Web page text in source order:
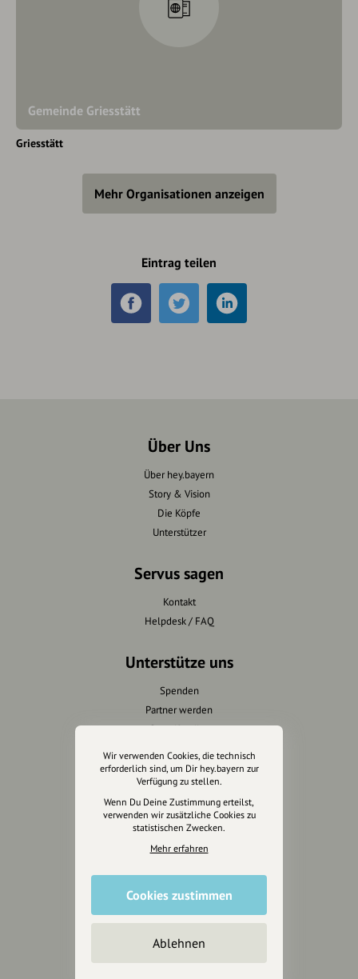
Gemeinde Griesstätt
Griesstätt
Mehr Organisationen anzeigen
Eintrag teilen
Über Uns
Über hey.bayern
Story & Vision
Die Köpfe
Unterstützer
Servus sagen
Kontakt
Helpdesk / FAQ
Unterstütze uns
Spenden
Partner werden
Crowdfunding
Werbemöglichkeiten
Rechtliches
Datenschutz
AGB
Cookies zurücksetzen
Presse
Mediakit
Wir verwenden Cookies, die technisch
erforderlich sind, um Dir hey.bayern zur
Verfügung zu stellen.
Wenn Du Deine Zustimmung erteilst,
verwenden wir zusätzliche Cookies zu
statistischen Zwecken.
Mehr erfahren
Cookies zustimmen
Ablehnen